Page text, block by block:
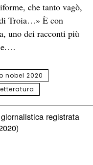
che tanto vagò,
di Troia…» È con
uno dei racconti più
nobel 2020
registrata